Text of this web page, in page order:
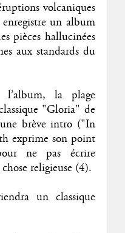
volcaniques
un album
pièces hallucinées
aux standards du
la plage
"Gloria" de
brève intro ("In
exprime son point
ne pas écrire
religieuse (4).
un classique